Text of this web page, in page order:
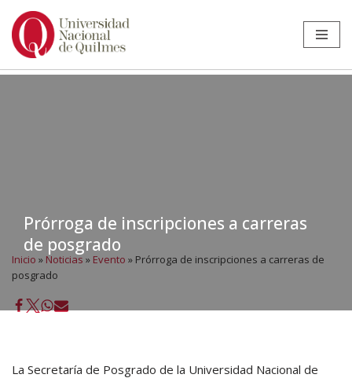
Ir
Prórroga de inscripciones a carreras
de posgrado
Inicio » Noticias » Evento » Prórroga de inscripciones a carreras de
posgrado
La Secretaría de Posgrado de la Universidad Nacional de